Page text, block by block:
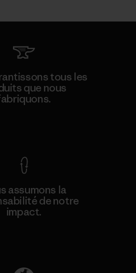
tous les
que nous
assumons la
de notre
impact.